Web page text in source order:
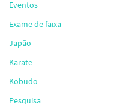
Eventos
Exame de faixa
Japão
Karate
Kobudo
Pesquisa